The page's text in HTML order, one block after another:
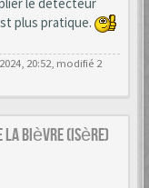
plus pratique.
20:52, modifié 2
la Bièvre (Isère)